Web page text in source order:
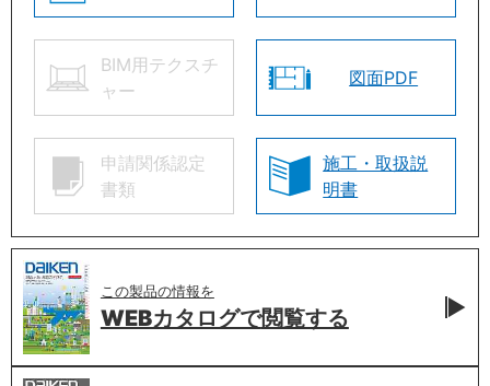
BIM用テクスチ
ャー
図面PDF
申請関係認定
書類
施工・取扱説
明書
この製品の情報を
WEBカタログで閲覧する